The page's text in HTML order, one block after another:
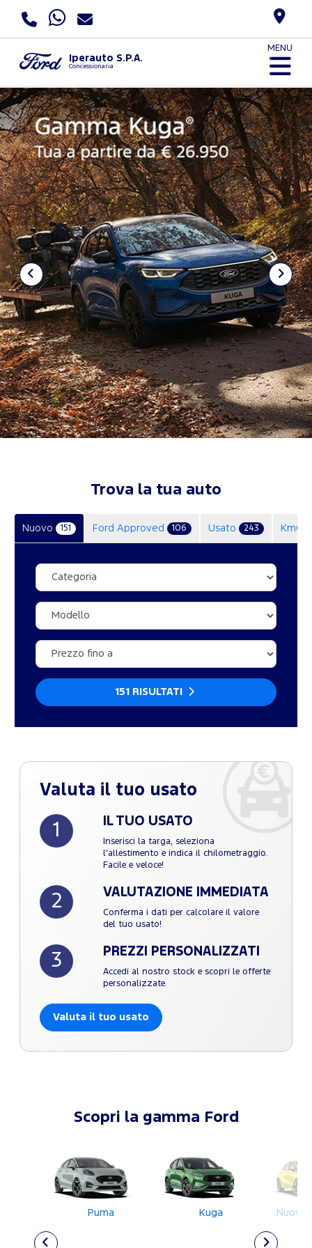
Iperauto S.P.A.
Concessionaria
MENU
Trova la tua auto
Nuovo 151 Ford Approved 106 Usato 243 Km0
151 RISULTATI
Valuta il tuo usato
1 IL TUO USATO
Inserisci la targa, seleziona
l'allestimento e indica il chilometraggio.
Facile e veloce!
2 VALUTAZIONE IMMEDIATA
Conferma i dati per calcolare il valore
del tuo usato!
3 PREZZI PERSONALIZZATI
Accedi al nostro stock e scopri le offerte
personalizzate.
Valuta il tuo usato
Scopri la gamma Ford
Puma Kuga Nuova